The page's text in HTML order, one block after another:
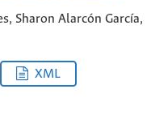
Sharon Alarcón García,
XML